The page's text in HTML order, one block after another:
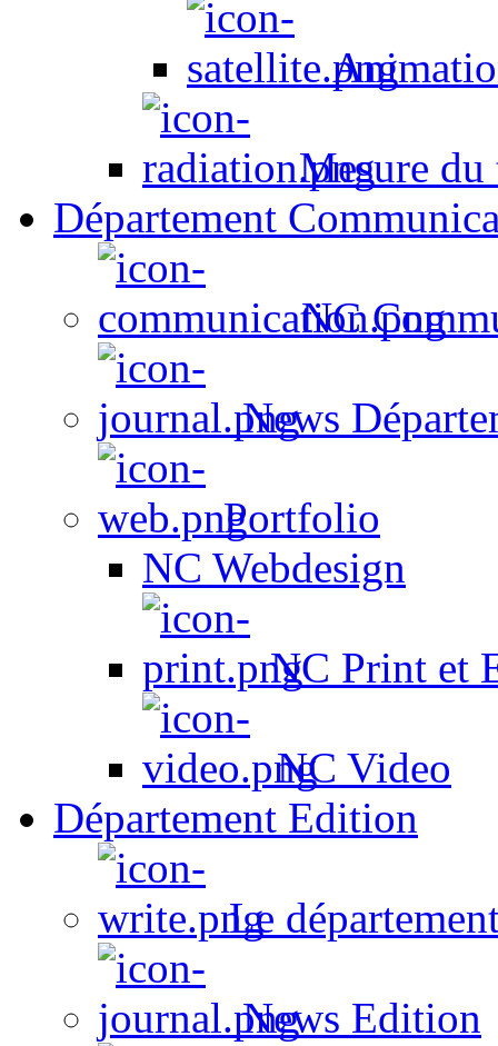
Mesure du
Département
NC
News
Portfolio
NC Webdesign
NC Print et
NC Video
Département Edition
Le
News Edition